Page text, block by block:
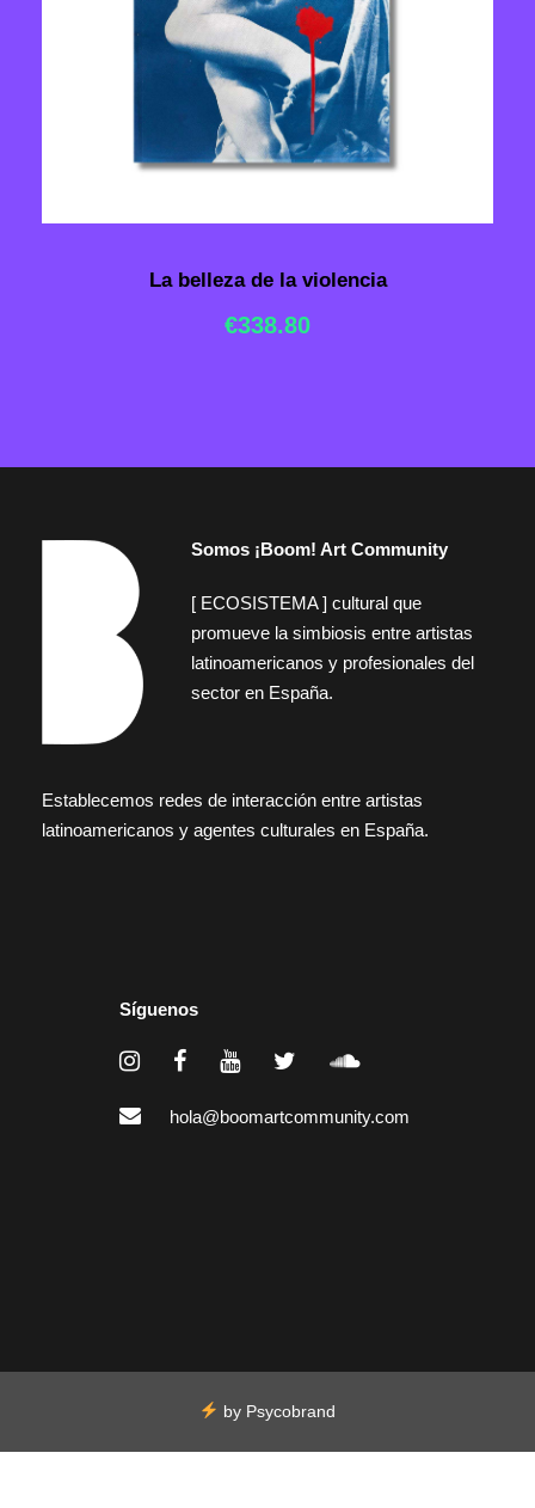
La belleza de la violencia
€338.80
Somos ¡Boom! Art Community
[ ECOSISTEMA ] cultural que
promueve la simbiosis entre artistas
latinoamericanos y profesionales del
sector en España.
Establecemos redes de interacción entre artistas
latinoamericanos y agentes culturales en España.
Síguenos
hola@boomartcommunity.com
by Psycobrand